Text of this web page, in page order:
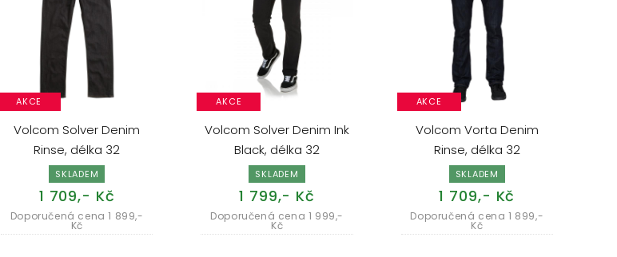
Volcom Solver Denim
Rinse, délka 32
SKLADEM
1 709,- Kč
Doporučená cena 1 899,-
Kč
AKCE
Volcom Solver Denim Ink
Black, délka 32
SKLADEM
1 799,- Kč
Doporučená cena 1 999,-
Kč
AKCE
Volcom Vorta Denim
Rinse, délka 32
SKLADEM
1 709,- Kč
Doporučená cena 1 899,-
Kč
AKCE